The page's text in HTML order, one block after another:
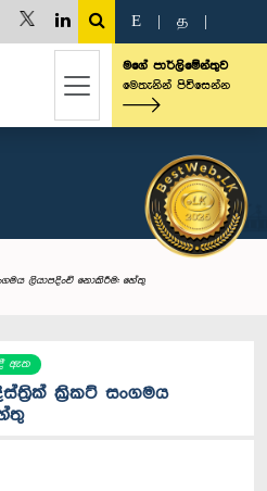
E த
මගේ පාර්ලිමේන්තුව
මෙතැනින් පිවිසෙන්න
ලියාපදිංචි නොකිරීම: හේතු
ඇත
ක්‍රිකට් සංගමය